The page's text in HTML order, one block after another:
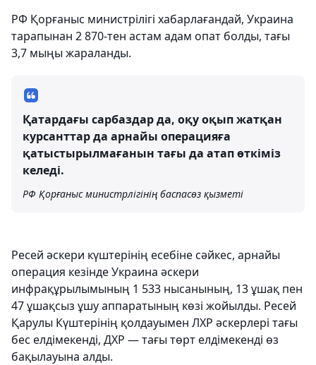
РФ Қорғаныс министрілігі хабарлағандай, Украина
тарапынан 2 870-тен астам адам опат болды, тағы
3,7 мыңы жараланды.
Қатардағы сарбаздар да, оқу оқып жатқан
курсанттар да арнайы операцияға
қатыстырылмағанын тағы да атап өткіміз
келеді.
РФ Қорғаныс министрлігінің баспасөз қызметі
Ресей әскери күштерінің есебіне сәйкес, арнайы
операция кезінде Украина әскери
инфрақұрылымының 1 533 нысанының, 13 ұшақ пен
47 ұшақсыз ұшу аппаратының көзі жойылды. Ресей
Қарулы Күштерінің қолдауымен ЛХР әскерлері тағы
бес елдімекенді, ДХР — тағы төрт елдімекенді өз
бақылауына алды.